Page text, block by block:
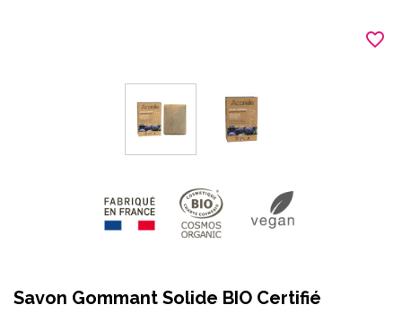
favorite_border
Savon Gommant Solide BIO Certifié